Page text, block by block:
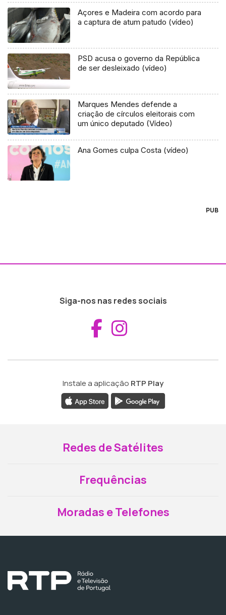
Açores e Madeira com acordo para
a captura de atum patudo (vídeo)
PSD acusa o governo da República
de ser desleixado (vídeo)
Marques Mendes defende a
criação de círculos eleitorais com
um único deputado (Vídeo)
Ana Gomes culpa Costa (vídeo)
PUB
Siga-nos nas redes sociais
Aceder ao
Instale a aplicação RTP Play
Redes de Satélites
Frequências
Moradas e Telefones